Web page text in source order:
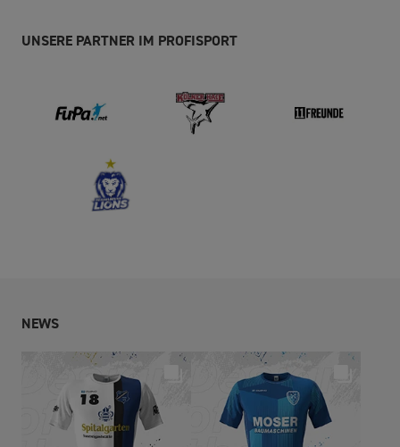
UNSERE PARTNER IM PROFISPORT
NEWS